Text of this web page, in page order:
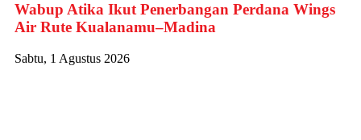
Wabup Atika Ikut Penerbangan Perdana Wings
Air Rute Kualanamu–Madina
Sabtu, 1 Agustus 2026